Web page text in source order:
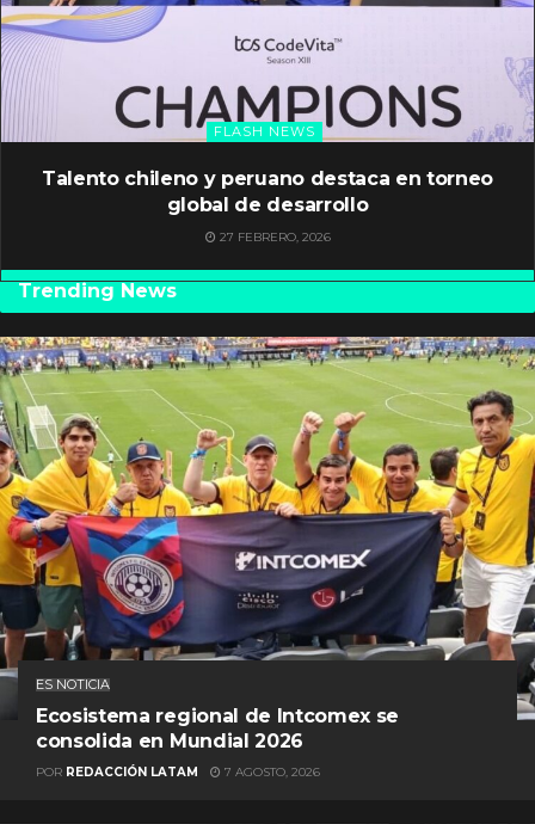
FLASH NEWS
Talento chileno y peruano destaca en torneo
global de desarrollo
27 FEBRERO, 2026
Trending News
ES NOTICIA
Ecosistema regional de Intcomex se
consolida en Mundial 2026
POR REDACCIÓN LATAM 7 AGOSTO, 2026